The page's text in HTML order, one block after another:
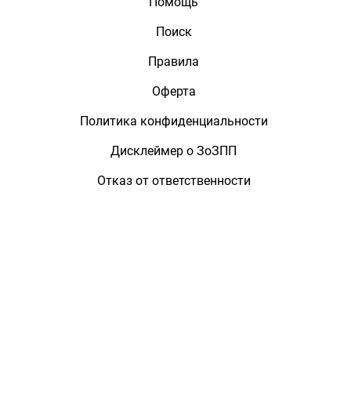
Поиск
Правила
Оферта
Политика конфиденциальности
Дисклеймер о ЗоЗПП
Отказ от ответственности